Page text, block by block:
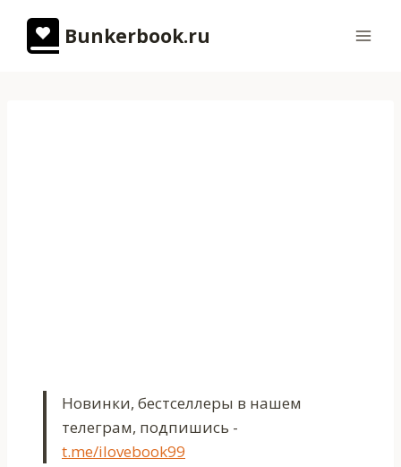
содержимому
Bunkerbook.ru
Новинки, бестселлеры в нашем
телеграм, подпишись -
t.me/ilovebook99